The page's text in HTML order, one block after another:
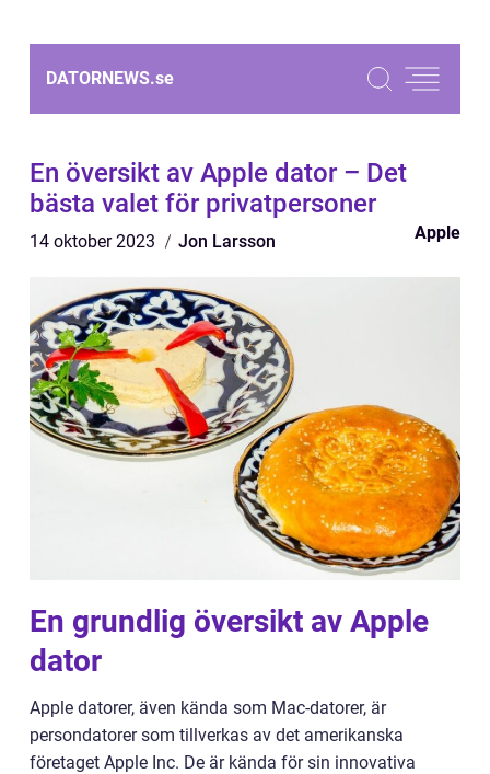
DATORNEWS.se
En översikt av Apple dator – Det
bästa valet för privatpersoner
14 oktober 2023 Jon Larsson Apple
En grundlig översikt av Apple
dator
Apple datorer, även kända som Mac-datorer, är
persondatorer som tillverkas av det amerikanska
företaget Apple Inc. De är kända för sin innovativa